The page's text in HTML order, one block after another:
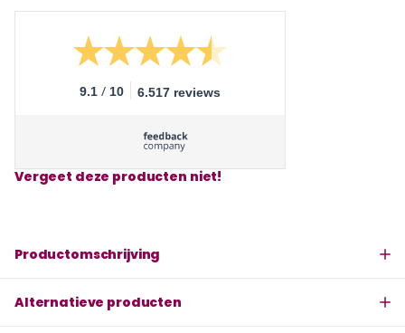
9.1 / 10 6.517 reviews
Vergeet deze producten niet!
Productomschrijving
Alternatieve producten